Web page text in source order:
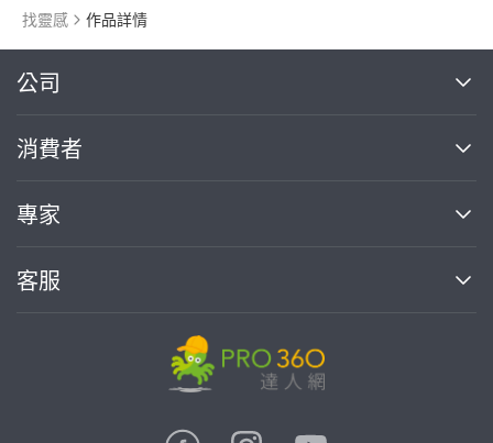
找靈感 作品詳情
公司
關於我們
部落格
加入我們
消費者
買服務
熱門服務
專家
案件中心
客服
繼續完成